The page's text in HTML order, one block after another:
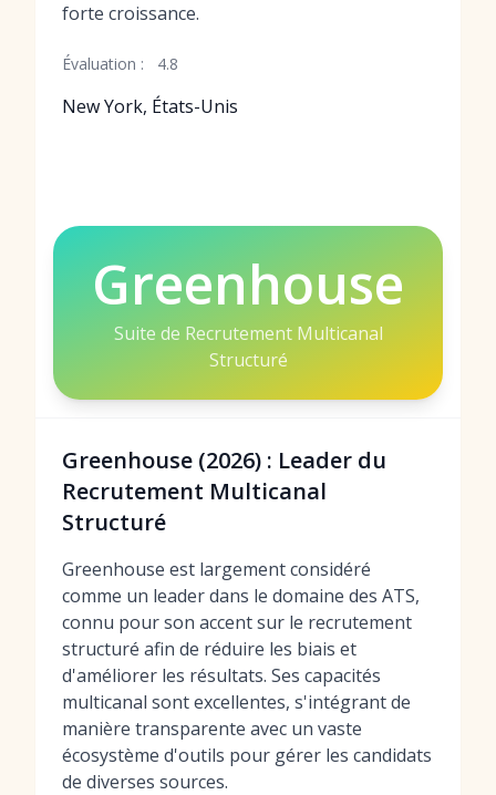
forte croissance.
Évaluation : 4.8
New York, États-Unis
Greenhouse
Suite de Recrutement Multicanal
Structuré
Greenhouse (2026) : Leader du
Recrutement Multicanal
Structuré
Greenhouse est largement considéré
comme un leader dans le domaine des ATS,
connu pour son accent sur le recrutement
structuré afin de réduire les biais et
d'améliorer les résultats. Ses capacités
multicanal sont excellentes, s'intégrant de
manière transparente avec un vaste
écosystème d'outils pour gérer les candidats
de diverses sources.